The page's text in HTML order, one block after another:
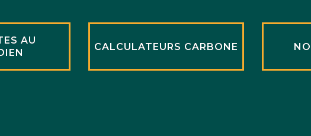
AU
CALCULATEURS CARBONE